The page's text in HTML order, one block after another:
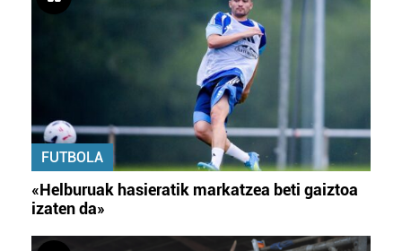
FUTBOLA
«Helburuak hasieratik markatzea beti gaiztoa
izaten da»